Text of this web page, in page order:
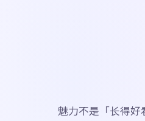
魅力不是「长得